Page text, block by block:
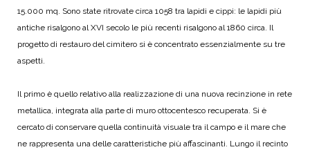
15.000 mq. Sono state ritrovate circa 1058 tra lapidi e cippi: le lapidi più
antiche risalgono al XVI secolo le più recenti risalgono al 1860 circa. Il
progetto di restauro del cimitero si è concentrato essenzialmente su tre
aspetti.
Il primo è quello relativo alla realizzazione di una nuova recinzione in rete
metallica, integrata alla parte di muro ottocentesco recuperata. Si è
cercato di conservare quella continuità visuale tra il campo e il mare che
ne rappresenta una delle caratteristiche più affascinanti. Lungo il recinto